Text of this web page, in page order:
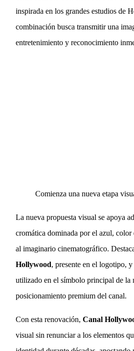
inspirada en los grandes estudios de
combinación busca transmitir una
entretenimiento y reconocimiento
Comienza una nueva etapa
La nueva propuesta visual se apoya
cromática dominada por el azul, color
al imaginario cinematográfico.
Hollywood, presente en el logotipo, y
utilizado en el símbolo principal de la
posicionamiento premium del canal.
Con esta renovación, Canal
visual sin renunciar a los elementos